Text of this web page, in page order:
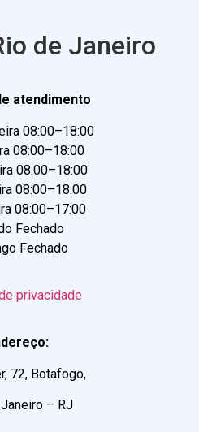
de Janeiro
atendimento
08:00–18:00
08:00–18:00
08:00–18:00
08:00–18:00
08:00–17:00
Fechado
Fechado
privacidade
72, Botafogo,
– RJ